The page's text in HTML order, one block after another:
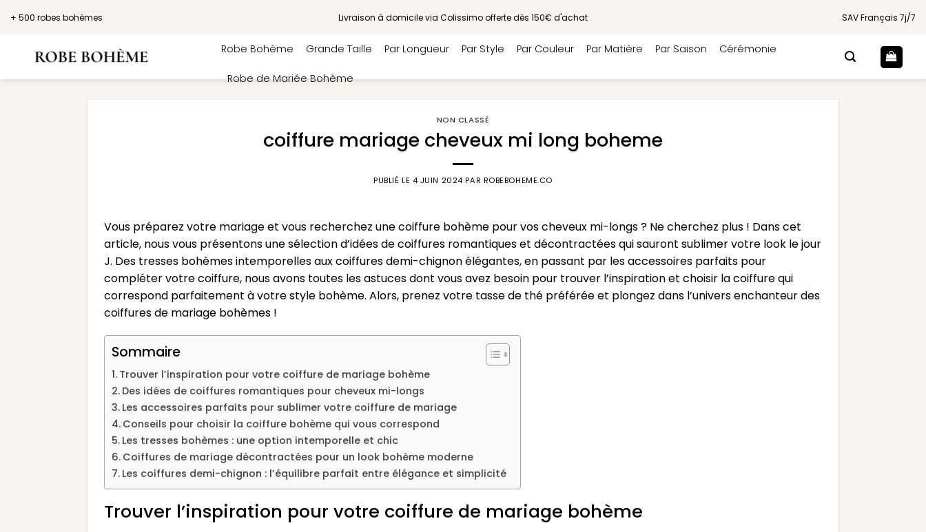
+ 500 robes bohèmes Livraison à domicile via Colissimo offerte dès 150€ d'achat SAV Français 7j/7
Robe Bohème Grande Taille Par Longueur Par Style Par Couleur Par Matière Par Saison Cérémonie
Robe de Mariée Bohème
NON CLASSÉ
coiffure mariage cheveux mi long boheme
PUBLIÉ LE 4 JUIN 2024 PAR ROBEBOHEME.CO
Vous préparez votre mariage et vous recherchez une coiffure bohème pour vos cheveux mi-longs ? Ne cherchez plus ! Dans cet
article, nous vous présentons une sélection d’idées de coiffures romantiques et décontractées qui sauront sublimer votre look le jour
J. Des tresses bohèmes intemporelles aux coiffures demi-chignon élégantes, en passant par les accessoires parfaits pour
compléter votre coiffure, nous avons toutes les astuces dont vous avez besoin pour trouver l’inspiration et choisir la coiffure qui
correspond parfaitement à votre style bohème. Alors, prenez votre tasse de thé préférée et plongez dans l’univers enchanteur des
coiffures de mariage bohèmes !
Sommaire
Trouver l’inspiration pour votre coiffure de mariage bohème
Des idées de coiffures romantiques pour cheveux mi-longs
Les accessoires parfaits pour sublimer votre coiffure de mariage
Conseils pour choisir la coiffure bohème qui vous correspond
Les tresses bohèmes : une option intemporelle et chic
Coiffures de mariage décontractées pour un look bohème moderne
Les coiffures demi-chignon : l’équilibre parfait entre élégance et simplicité
Trouver l’inspiration pour votre coiffure de mariage bohème